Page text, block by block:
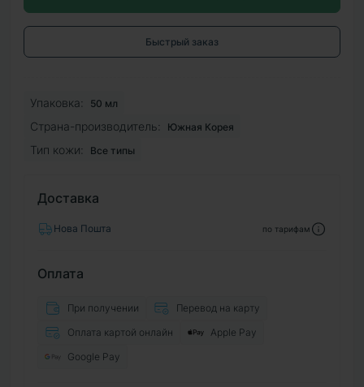
Быстрый заказ
Упаковка: 50 мл
Страна-производитель: Южная Корея
Тип кожи: Все типы
Доставка
Нова Пошта по тарифам
Оплата
При получении
Перевод на карту
Оплата картой онлайн
Apple Pay
Google Pay